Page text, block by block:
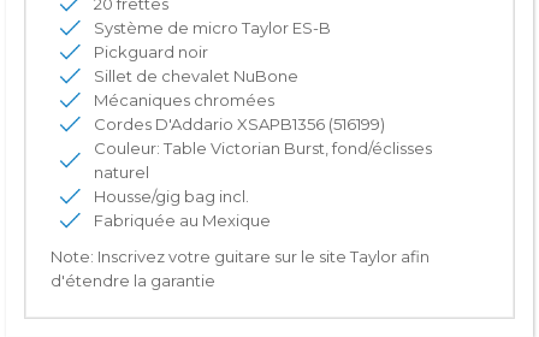
Système de micro Taylor ES-B
Pickguard noir
Sillet de chevalet NuBone
Mécaniques chromées
Cordes D'Addario XSAPB1356 (516199)
Couleur: Table Victorian Burst, fond/éclisses
naturel
Housse/gig bag incl.
Fabriquée au Mexique
Note: Inscrivez votre guitare sur le site Taylor afin
d'étendre la garantie